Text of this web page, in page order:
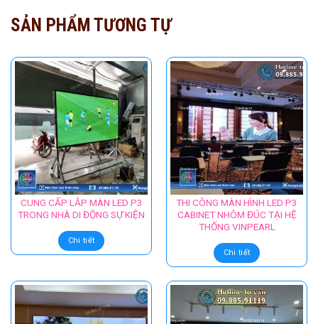
SẢN PHẨM TƯƠNG TỰ
CUNG CẤP LẮP MÀN LED P3
TRONG NHÀ DI ĐỘNG SỰ KIỆN
Chi tiết
THI CÔNG MÀN HÌNH LED P3
CABINET NHÔM ĐÚC TẠI HỆ
THỐNG VINPEARL
Chi tiết